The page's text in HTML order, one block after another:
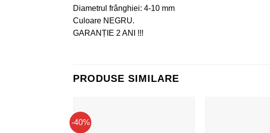
Diametrul frânghiei: 4-10 mm
Culoare NEGRU.
GARANȚIE 2 ANI !!!
PRODUSE SIMILARE
-40%